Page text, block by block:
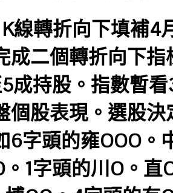
線轉折向下填補4
成二個轉折向下
成持股。指數暫
個股表現。選股
6字頭的雍OOO。
1字頭的川O。